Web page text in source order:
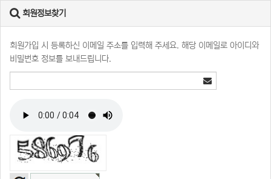
회원정보찾기
회원가입 시 등록하신 이메일 주소를 입력해 주세요. 해당 이메일로 아이디와
비밀번호 정보를 보내드립니다.